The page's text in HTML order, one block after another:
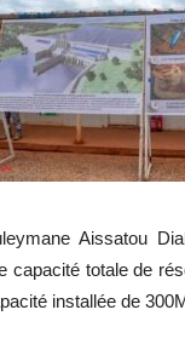
Aissatou
totale de
installée de